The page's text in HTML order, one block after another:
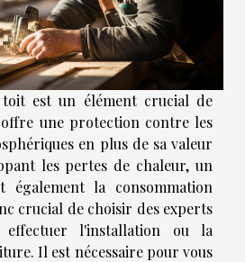
est un élément crucial de
une protection contre les
en plus de sa valeur
les pertes de chaleur, un
également la consommation
crucial de choisir des experts
effectuer l'installation ou la
Il est nécessaire pour vous